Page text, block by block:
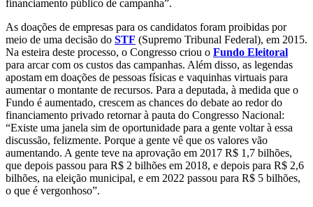
financiamento público de campanha”.
As doações de empresas para os candidatos foram proibidas por
meio de uma decisão do STF (Supremo Tribunal Federal), em 2015.
Na esteira deste processo, o Congresso criou o Fundo Eleitoral
para arcar com os custos das campanhas. Além disso, as legendas
apostam em doações de pessoas físicas e vaquinhas virtuais para
aumentar o montante de recursos. Para a deputada, à medida que o
Fundo é aumentado, crescem as chances do debate ao redor do
financiamento privado retornar à pauta do Congresso Nacional:
“Existe uma janela sim de oportunidade para a gente voltar à essa
discussão, felizmente. Porque a gente vê que os valores vão
aumentando. A gente teve na aprovação em 2017 R$ 1,7 bilhões,
que depois passou para R$ 2 bilhões em 2018, e depois para R$ 2,6
bilhões, na eleição municipal, e em 2022 passou para R$ 5 bilhões,
o que é vergonhoso”.